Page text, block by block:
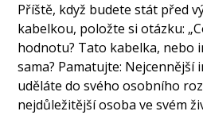
Příště, když budete stát před
kabelkou, položte si otázku:
hodnotu? Tato kabelka, nebo
sama? Pamatujte: Nejcennější
uděláte do svého osobního
nejdůležitější osoba ve svém